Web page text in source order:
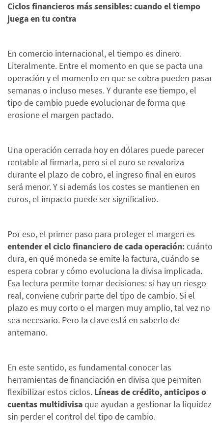
Ciclos financieros más sensibles: cuando el tiempo
juega en tu contra
En comercio internacional, el tiempo es dinero.
Literalmente. Entre el momento en que se pacta una
operación y el momento en que se cobra pueden pasar
semanas o incluso meses. Y durante ese tiempo, el
tipo de cambio puede evolucionar de forma que
erosione el margen pactado.
Una operación cerrada hoy en dólares puede parecer
rentable al firmarla, pero si el euro se revaloriza
durante el plazo de cobro, el ingreso final en euros
será menor. Y si además los costes se mantienen en
euros, el impacto puede ser significativo.
Por eso, el primer paso para proteger el margen es
entender el ciclo financiero de cada operación:cuánto
dura, en qué moneda se emite la factura, cuándo se
espera cobrar y cómo evoluciona la divisa implicada.
Esa lectura permite tomar decisiones: si hay un riesgo
real, conviene cubrir parte del tipo de cambio. Si el
plazo es muy corto o el margen muy amplio, tal vez no
sea necesario. Pero la clave está en saberlo de
antemano.
En este sentido, es fundamental conocer las
herramientas de financiación en divisa que permiten
flexibilizar estos ciclos. Líneas de crédito, anticipos o
cuentas multidivisaque ayudan a gestionar la liquidez
sin perder el control del tipo de cambio.